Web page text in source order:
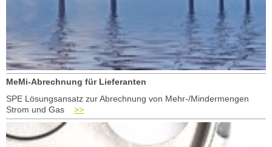
MeMi-Abrechnung für Lieferanten
SPE Lösungsansatz zur Abrechnung von Mehr-/Mindermengen
Strom und Gas >>